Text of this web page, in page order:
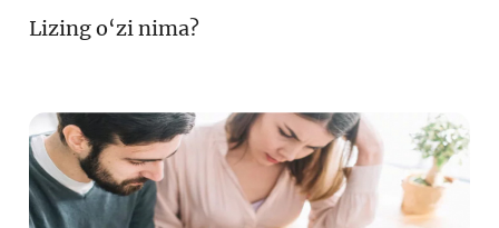
Lizing o‘zi nima?